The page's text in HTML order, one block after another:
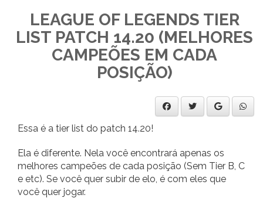
LEAGUE OF LEGENDS TIER
LIST PATCH 14.20 (MELHORES
CAMPEÕES EM CADA
POSIÇÃO)
Essa é a tier list do patch 14.20!
Ela é diferente. Nela você encontrará apenas os
melhores campeões de cada posição (Sem Tier B, C
e etc). Se você quer subir de elo, é com eles que
você quer jogar.